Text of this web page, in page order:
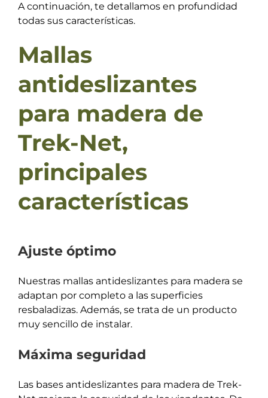
A continuación, te detallamos en profundidad
todas sus características.
Mallas
antideslizantes
para madera de
Trek-Net,
principales
características
Ajuste óptimo
Nuestras mallas antideslizantes para madera se
adaptan por completo a las superficies
resbaladizas. Además, se trata de un producto
muy sencillo de instalar.
Máxima seguridad
Las bases antideslizantes para madera de Trek-